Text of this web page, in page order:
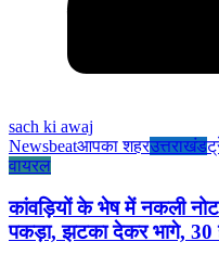
sach ki awaj
Newsbeatआपका शहरउत्तराखंड
वायरल
कांवड़ियों के भेष में नकली नोट
पकड़ा, झटका देकर भागे, 30